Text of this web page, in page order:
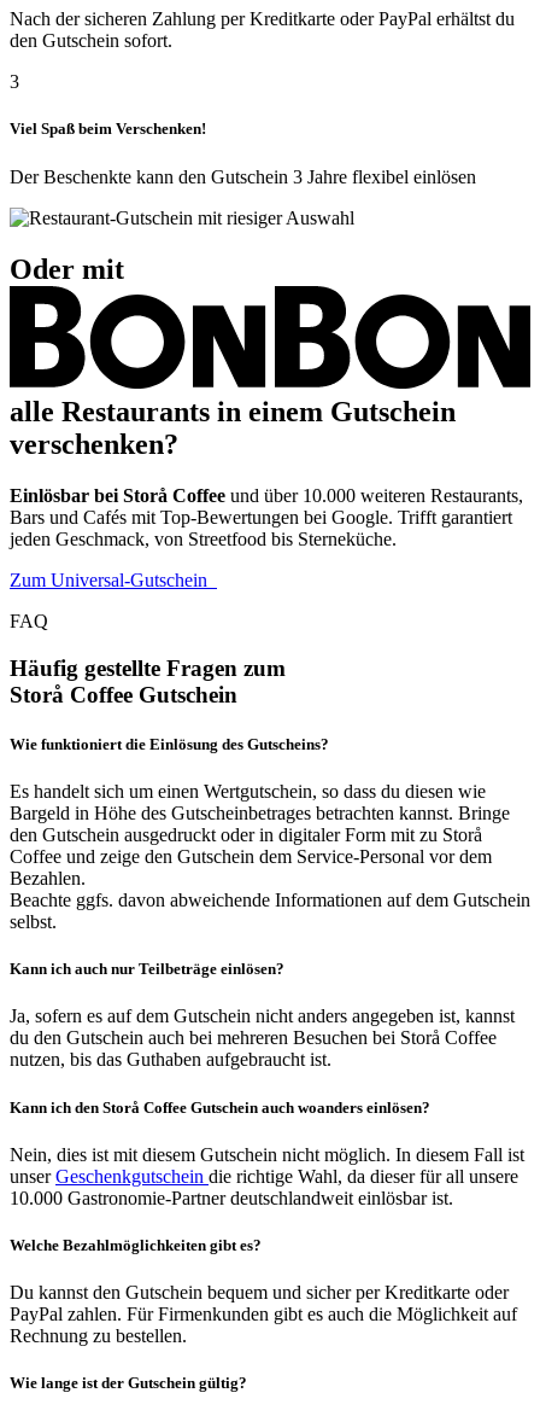
Nach der sicheren Zahlung per Kreditkarte oder PayPal erhältst du
den Gutschein sofort.
3
Viel Spaß beim Verschenken!
Der Beschenkte kann den Gutschein 3 Jahre flexibel einlösen
Oder mit
alle Restaurants in einem Gutschein
verschenken?
Einlösbar bei Storå Coffee und über 10.000 weiteren Restaurants,
Bars und Cafés mit Top-Bewertungen bei Google. Trifft garantiert
jeden Geschmack, von Streetfood bis Sterneküche.
Zum Universal-Gutschein
FAQ
Häufig gestellte Fragen zum
Storå Coffee Gutschein
Wie funktioniert die Einlösung des Gutscheins?
Es handelt sich um einen Wertgutschein, so dass du diesen wie
Bargeld in Höhe des Gutscheinbetrages betrachten kannst. Bringe
den Gutschein ausgedruckt oder in digitaler Form mit zu Storå
Coffee und zeige den Gutschein dem Service-Personal vor dem
Bezahlen.
Beachte ggfs. davon abweichende Informationen auf dem Gutschein
selbst.
Kann ich auch nur Teilbeträge einlösen?
Ja, sofern es auf dem Gutschein nicht anders angegeben ist, kannst
du den Gutschein auch bei mehreren Besuchen bei Storå Coffee
nutzen, bis das Guthaben aufgebraucht ist.
Kann ich den Storå Coffee Gutschein auch woanders einlösen?
Nein, dies ist mit diesem Gutschein nicht möglich. In diesem Fall ist
unserGeschenkgutschein die richtige Wahl, da dieser für all unsere
10.000 Gastronomie-Partner deutschlandweit einlösbar ist.
Welche Bezahlmöglichkeiten gibt es?
Du kannst den Gutschein bequem und sicher per Kreditkarte oder
PayPal zahlen. Für Firmenkunden gibt es auch die Möglichkeit auf
Rechnung zu bestellen.
Wie lange ist der Gutschein gültig?